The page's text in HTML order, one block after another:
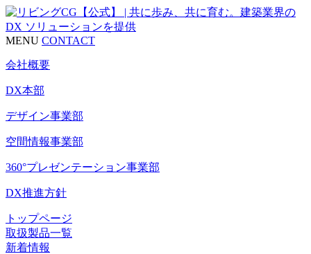
MENU CONTACT
会社概要
DX本部
デザイン事業部
空間情報事業部
360°プレゼンテーション事業部
DX推進方針
トップページ
取扱製品一覧
新着情報